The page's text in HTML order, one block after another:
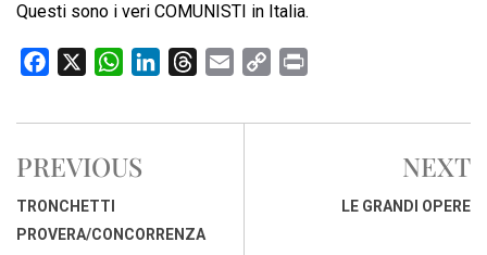
Questi sono i veri COMUNISTI in Italia.
c
b
o
o
W
a
s
p
n
I
r
s
a
p
i
PREVIOUS
TRONCHETTI
PROVERA/CONCORRENZA
NEXT
LE GRANDI OPERE